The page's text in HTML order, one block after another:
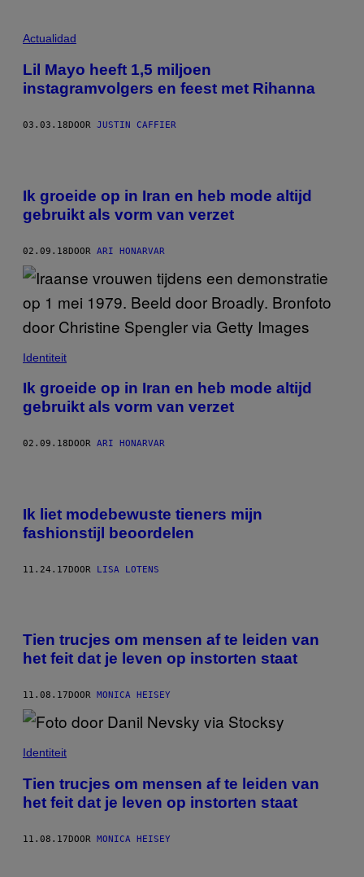
Actualidad
Lil Mayo heeft 1,5 miljoen
instagramvolgers en feest met Rihanna
03.03.18DOOR JUSTIN CAFFIER
Ik groeide op in Iran en heb mode altijd
gebruikt als vorm van verzet
02.09.18DOOR ARI HONARVAR
Identiteit
Ik groeide op in Iran en heb mode altijd
gebruikt als vorm van verzet
02.09.18 DOOR ARI HONARVAR
Ik liet modebewuste tieners mijn
fashionstijl beoordelen
11.24.17DOOR LISA LOTENS
Tien trucjes om mensen af te leiden van
het feit dat je leven op instorten staat
11.08.17 DOOR MONICA HEISEY
Identiteit
Tien trucjes om mensen af te leiden van
het feit dat je leven op instorten staat
11.08.17DOOR MONICA HEISEY